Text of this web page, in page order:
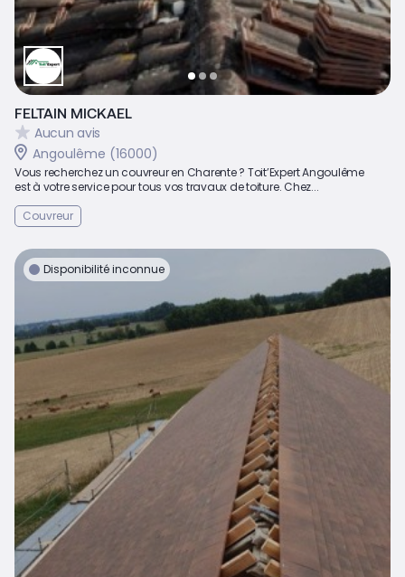
FELTAIN MICKAEL
Aucun avis
Angoulême (16000)
Vous recherchez un couvreur en Charente ? Toit’Expert Angoulême
est à votre service pour tous vos travaux de toiture. Chez...
Couvreur
Disponibilité inconnue